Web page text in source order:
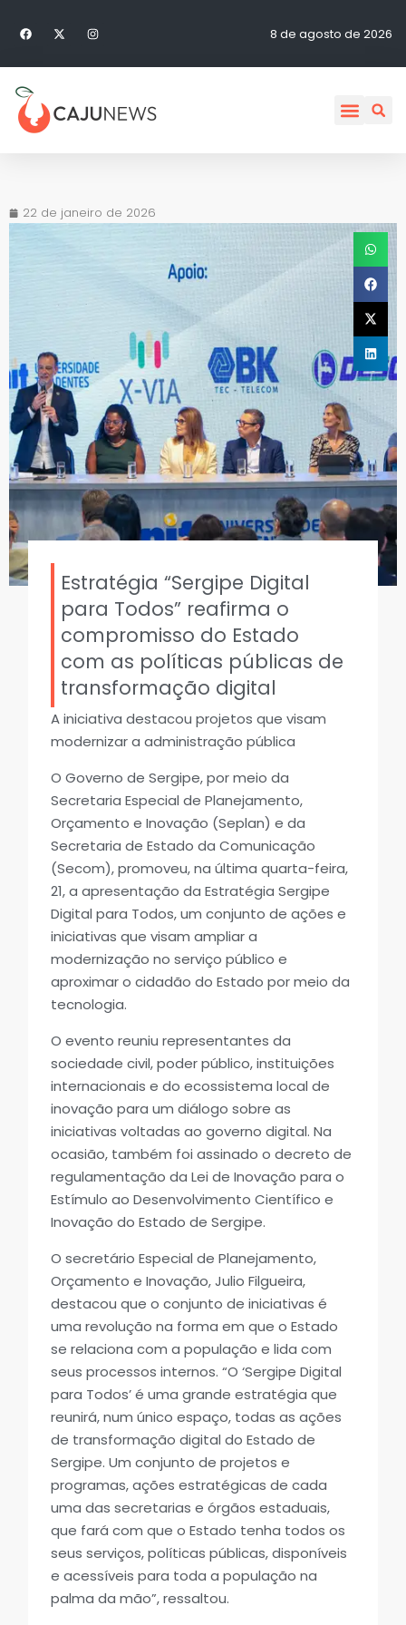
8 de agosto de 2026
22 de janeiro de 2026
Estratégia “Sergipe Digital
para Todos” reafirma o
compromisso do Estado
com as políticas públicas de
transformação digital
A iniciativa destacou projetos que visam
modernizar a administração pública
O Governo de Sergipe, por meio da
Secretaria Especial de Planejamento,
Orçamento e Inovação (Seplan) e da
Secretaria de Estado da Comunicação
(Secom), promoveu, na última quarta-feira,
21, a apresentação da Estratégia Sergipe
Digital para Todos, um conjunto de ações e
iniciativas que visam ampliar a
modernização no serviço público e
aproximar o cidadão do Estado por meio da
tecnologia.
O evento reuniu representantes da
sociedade civil, poder público, instituições
internacionais e do ecossistema local de
inovação para um diálogo sobre as
iniciativas voltadas ao governo digital. Na
ocasião, também foi assinado o decreto de
regulamentação da Lei de Inovação para o
Estímulo ao Desenvolvimento Científico e
Inovação do Estado de Sergipe.
O secretário Especial de Planejamento,
Orçamento e Inovação, Julio Filgueira,
destacou que o conjunto de iniciativas é
uma revolução na forma em que o Estado
se relaciona com a população e lida com
seus processos internos. “O ‘Sergipe Digital
para Todos’ é uma grande estratégia que
reunirá, num único espaço, todas as ações
de transformação digital do Estado de
Sergipe. Um conjunto de projetos e
programas, ações estratégicas de cada
uma das secretarias e órgãos estaduais,
que fará com que o Estado tenha todos os
seus serviços, políticas públicas, disponíveis
e acessíveis para toda a população na
palma da mão”, ressaltou.